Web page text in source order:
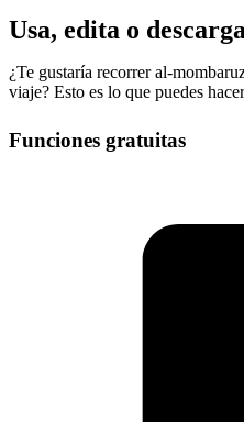
Usa, edita o
¿Te gustaría recorrer al-
viaje? Esto es lo que puedes
Funciones gratuitas